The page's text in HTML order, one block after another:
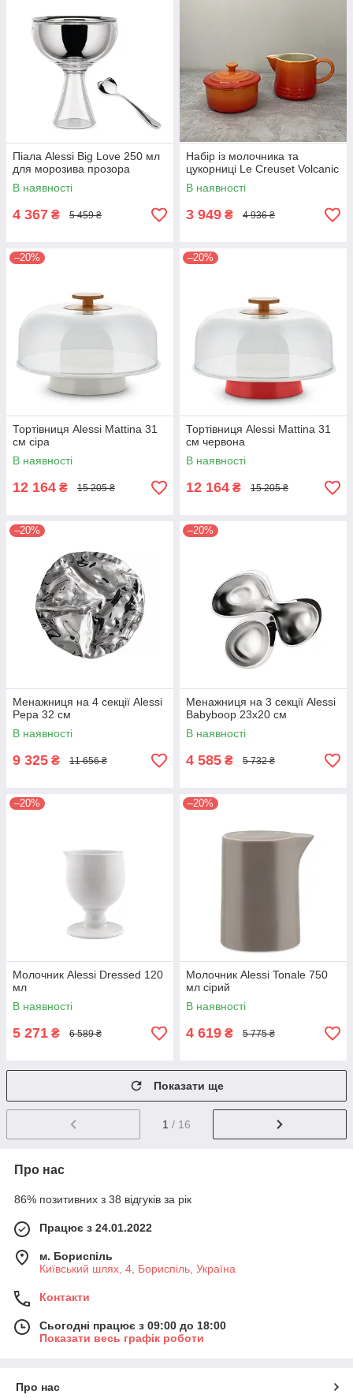
Піала Alessi Big Love 250 мл
для морозива прозора
В наявності
4 367 ₴ 5 459 ₴
Набір із молочника та
цукорниці Le Creuset Volcanic
В наявності
3 949 ₴ 4 936 ₴
–20%
Тортівниця Alessi Mattina 31
см сіра
В наявності
12 164 ₴ 15 205 ₴
–20%
Тортівниця Alessi Mattina 31
см червона
В наявності
12 164 ₴ 15 205 ₴
–20%
Менажниця на 4 секції Alessi
Pepa 32 см
В наявності
9 325 ₴ 11 656 ₴
–20%
Менажниця на 3 секції Alessi
Babyboop 23х20 см
В наявності
4 585 ₴ 5 732 ₴
–20%
Молочник Alessi Dressed 120
мл
В наявності
5 271 ₴ 6 589 ₴
–20%
Молочник Alessi Tonale 750
мл сірий
В наявності
4 619 ₴ 5 775 ₴
Показати ще
1 / 16
Про нас
86% позитивних з 38 відгуків за рік
Працює з 24.01.2022
м. Бориспіль
Київський шлях, 4, Бориспіль, Україна
Контакти
Сьогодні працює з 09:00 до 18:00
Показати весь графік роботи
Про нас